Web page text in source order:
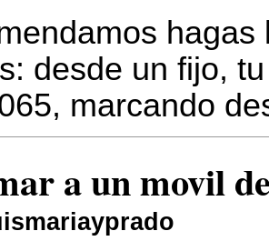
desde un fijo,
marcando
a un movil